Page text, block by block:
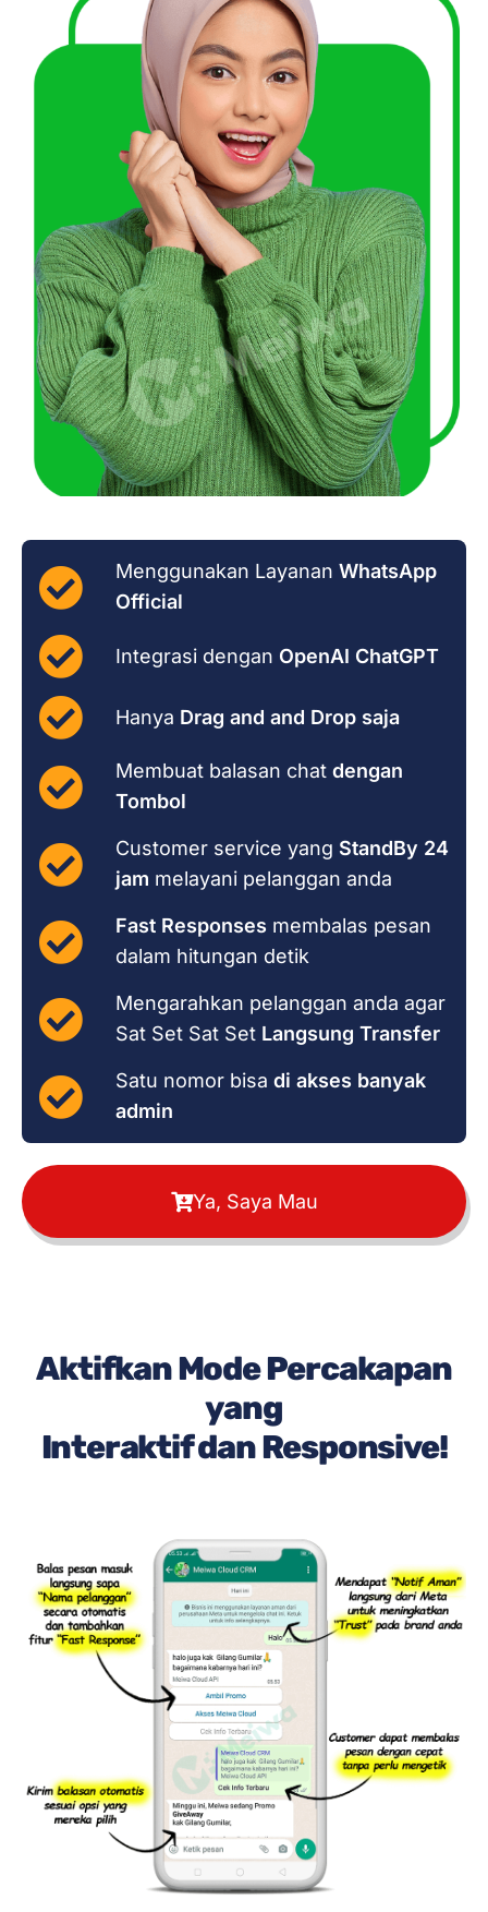
Menggunakan LayananWhatsApp
Official
Integrasi dengan OpenAI ChatGPT
Hanya Drag and and Drop saja
Membuat balasan chatdengan
Tombol
Customer service yang StandBy 24
jam melayani pelanggan anda
Fast Responses membalas pesan
dalam hitungan detik
Mengarahkan pelanggan anda agar
Sat Set Sat Set Langsung Transfer
Satu nomor bisadi akses banyak
admin
Ya, Saya Mau
Aktifkan Mode Percakapan
yang
Interaktif dan Responsive!